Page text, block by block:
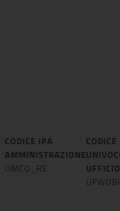
CODICE IPA
AMMINISTRAZIONE:
OMCO_RE
CODICE
UFFICIO
UFWOBI